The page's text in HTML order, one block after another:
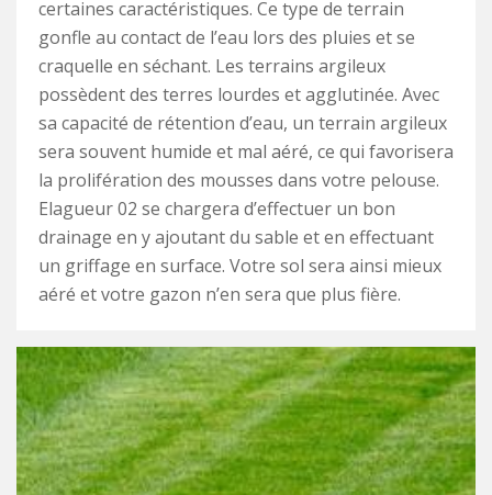
certaines caractéristiques. Ce type de terrain
gonfle au contact de l’eau lors des pluies et se
craquelle en séchant. Les terrains argileux
possèdent des terres lourdes et agglutinée. Avec
sa capacité de rétention d’eau, un terrain argileux
sera souvent humide et mal aéré, ce qui favorisera
la prolifération des mousses dans votre pelouse.
Elagueur 02 se chargera d’effectuer un bon
drainage en y ajoutant du sable et en effectuant
un griffage en surface. Votre sol sera ainsi mieux
aéré et votre gazon n’en sera que plus fière.